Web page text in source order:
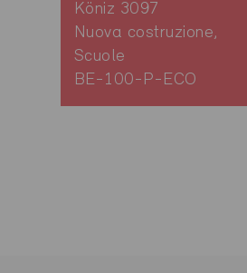
Köniz 3097
Nuova costruzione,
Scuole
BE-100-P-ECO